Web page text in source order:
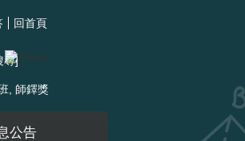
回首頁
尋
師鐸獎
公告